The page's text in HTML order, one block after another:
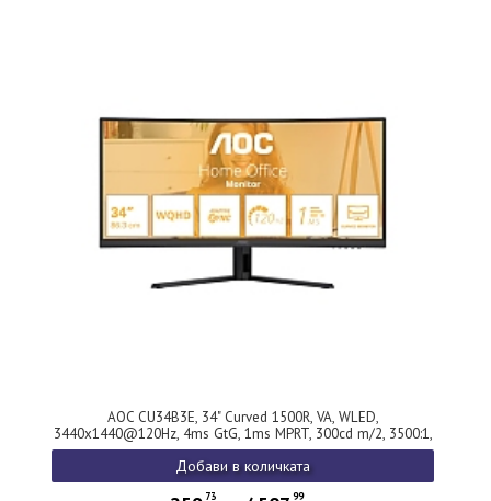
AOC CU34B3E, 34" Curved 1500R, VA, WLED,
3440x1440@120Hz, 4ms GtG, 1ms MPRT, 300cd m/2, 3500:1,
50M:1 DCR, Adaptive Sync, FlickerFree, Low Blue Mode, Tilt,
HDMI, DP
Добави в количката
73 99